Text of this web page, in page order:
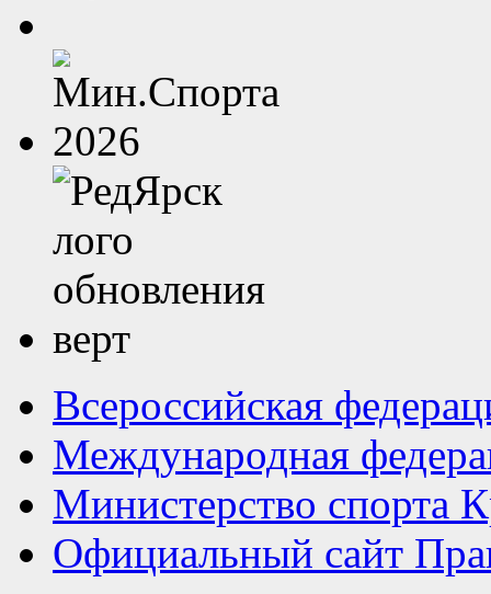
Всероссийская
Международная
Министерство спорта
Официальный сайт